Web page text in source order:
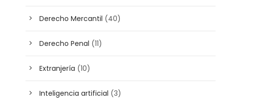
Derecho Mercantil (40)
Derecho Penal (11)
Extranjería (10)
Inteligencia artificial (3)